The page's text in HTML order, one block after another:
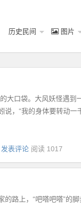
历史民间 图片
大口袋。大风妖怪遇到
说，“我的身体要转动一
发表评论 阅读 1017
的路上，“吧嗒吧嗒”的